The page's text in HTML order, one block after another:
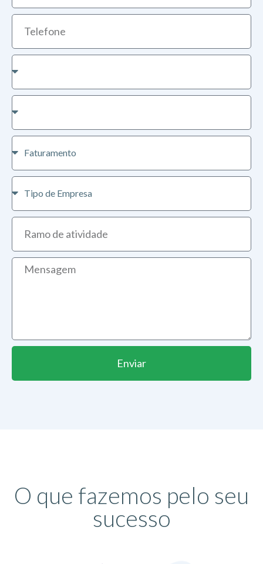
Enviar
O que fazemos pelo seu
sucesso​